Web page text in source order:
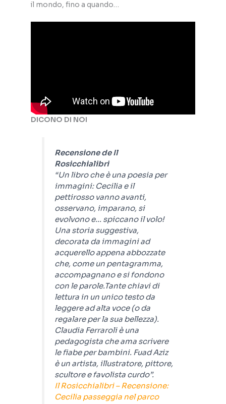
il mondo, fino a quando…
DICONO DI NOI
Recensione de Il
Rosicchialibri
“Un libro che è una poesia per
immagini: Cecilia e il
pettirosso vanno avanti,
osservano, imparano, si
evolvono e… spiccano il volo!
Una storia suggestiva,
decorata da immagini ad
acquerello appena abbozzate
che, come un pentagramma,
accompagnano e si fondono
con le parole.Tante chiavi di
lettura in un unico testo da
leggere ad alta voce (o da
regalare per la sua bellezza).
Claudia Ferraroli è una
pedagogista che ama scrivere
le fiabe per bambini. Fuad Aziz
è un artista, illustratore, pittore,
scultore e favolista curdo”.
Il Rosicchialibri – Recensione:
Cecilia passeggia nel parco